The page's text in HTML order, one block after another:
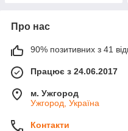
Про нас
90% позитивних з 41
Працює з 24.06.2017
м. Ужгород
Ужгород, Україна
Контакти